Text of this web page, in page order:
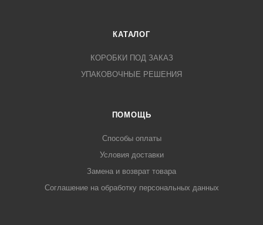
КАТАЛОГ
КОРОБКИ ПОД ЗАКАЗ
УПАКОВОЧНЫЕ РЕШЕНИЯ
ПОМОЩЬ
Способы оплаты
Условия доставки
Замена и возврат товара
Соглашение на обработку персональных данных